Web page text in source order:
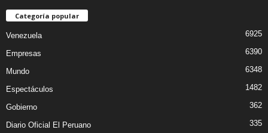
Categoría popular
Venezuela 6925
Empresas 6390
Mundo 6348
Espectáculos 1482
Gobierno 362
Diario Oficial El Peruano 335